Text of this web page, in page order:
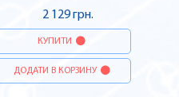
2 129 грн.
КУПИТИ
ДОДАТИ В КОРЗИНУ